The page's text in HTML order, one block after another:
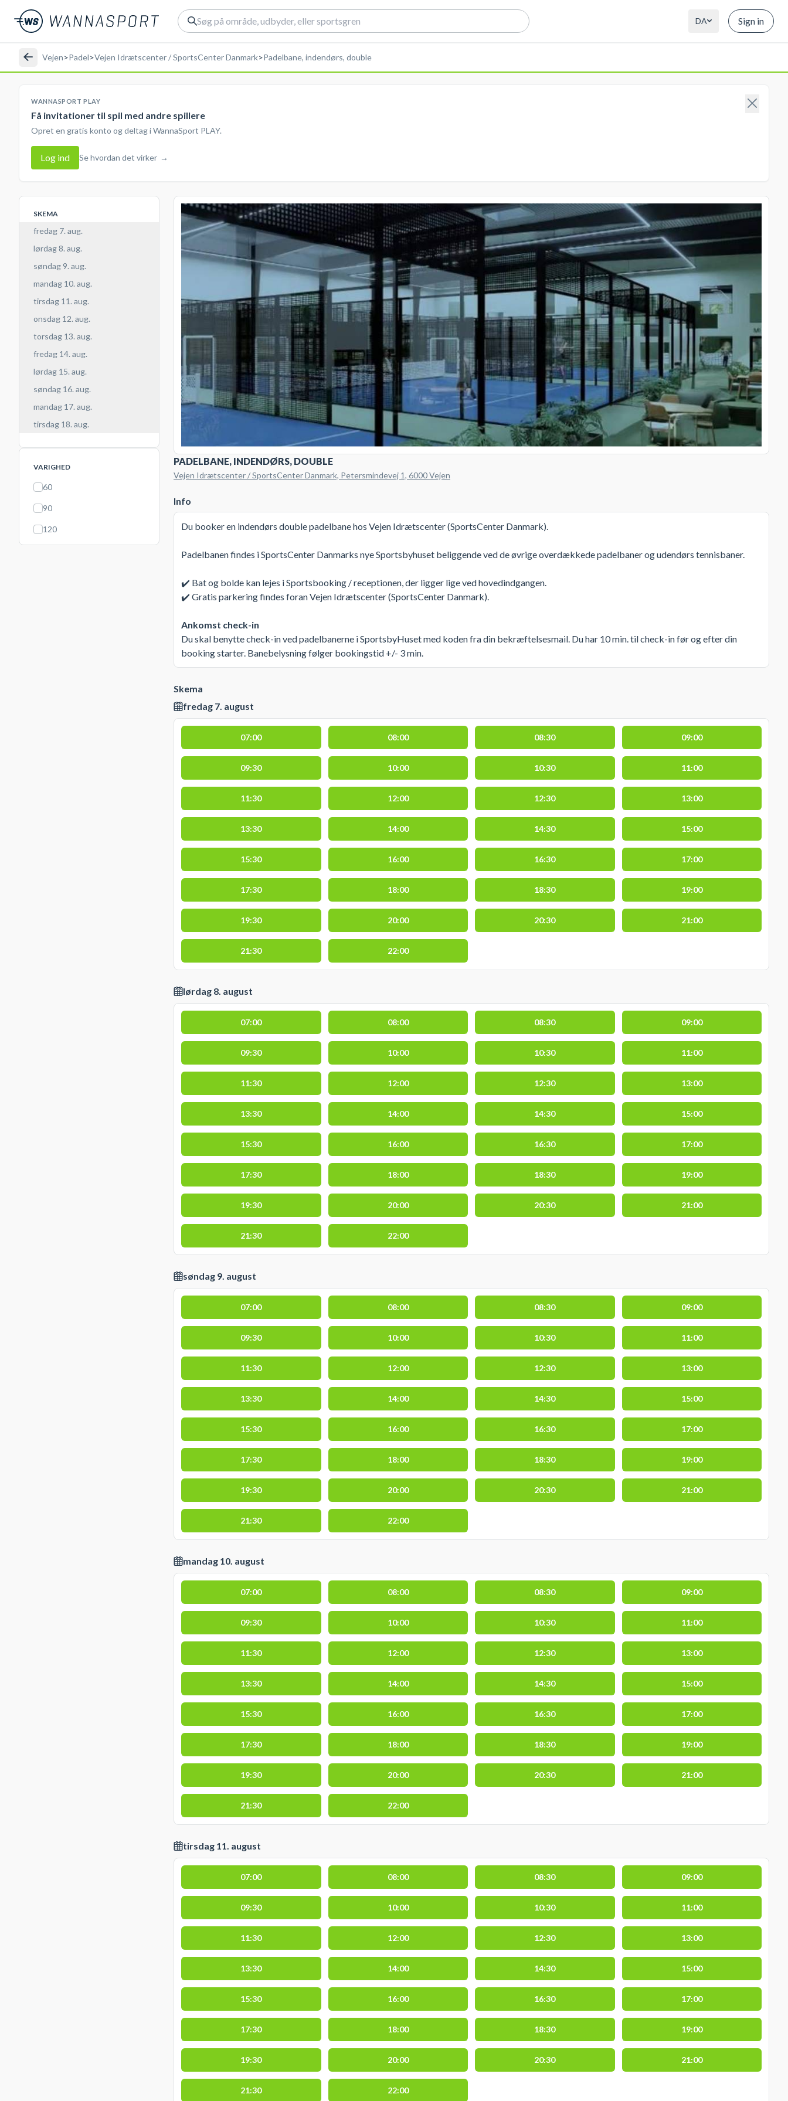
DA Sign in
Vejen>Padel>Vejen Idrætscenter / SportsCenter Danmark>Padelbane, indendørs, double
WANNASPORT PLAY
Få invitationer til spil med andre spillere
Opret en gratis konto og deltag i WannaSport PLAY.
Log ind Se hvordan det virker →
SKEMA
fredag 7. aug.
lørdag 8. aug.
søndag 9. aug.
mandag 10. aug.
tirsdag 11. aug.
onsdag 12. aug.
torsdag 13. aug.
fredag 14. aug.
lørdag 15. aug.
søndag 16. aug.
mandag 17. aug.
tirsdag 18. aug.
VARIGHED
60
90
120
PADELBANE, INDENDØRS, DOUBLE
Vejen Idrætscenter / SportsCenter Danmark, Petersmindevej 1, 6000 Vejen
Info
Du booker en indendørs double padelbane hos Vejen Idrætscenter (SportsCenter Danmark).
Padelbanen findes i SportsCenter Danmarks nye Sportsbyhuset beliggende ved de øvrige overdækkede padelbaner og udendørs tennisbaner.
✔️ Bat og bolde kan lejes i Sportsbooking / receptionen, der ligger lige ved hovedindgangen.
✔️ Gratis parkering findes foran Vejen Idrætscenter (SportsCenter Danmark).
Ankomst check-in
Du skal benytte check-in ved padelbanerne i SportsbyHuset med koden fra din bekræftelsesmail. Du har 10 min. til check-in før og efter din
booking starter. Banebelysning følger bookingstid +/- 3 min.
Skema
fredag 7. august
07:00 08:00 08:30 09:00
09:30 10:00 10:30 11:00
11:30 12:00 12:30 13:00
13:30 14:00 14:30 15:00
15:30 16:00 16:30 17:00
17:30 18:00 18:30 19:00
19:30 20:00 20:30 21:00
21:30 22:00
lørdag 8. august
07:00 08:00 08:30 09:00
09:30 10:00 10:30 11:00
11:30 12:00 12:30 13:00
13:30 14:00 14:30 15:00
15:30 16:00 16:30 17:00
17:30 18:00 18:30 19:00
19:30 20:00 20:30 21:00
21:30 22:00
søndag 9. august
07:00 08:00 08:30 09:00
09:30 10:00 10:30 11:00
11:30 12:00 12:30 13:00
13:30 14:00 14:30 15:00
15:30 16:00 16:30 17:00
17:30 18:00 18:30 19:00
19:30 20:00 20:30 21:00
21:30 22:00
mandag 10. august
07:00 08:00 08:30 09:00
09:30 10:00 10:30 11:00
11:30 12:00 12:30 13:00
13:30 14:00 14:30 15:00
15:30 16:00 16:30 17:00
17:30 18:00 18:30 19:00
19:30 20:00 20:30 21:00
21:30 22:00
tirsdag 11. august
07:00 08:00 08:30 09:00
09:30 10:00 10:30 11:00
11:30 12:00 12:30 13:00
13:30 14:00 14:30 15:00
15:30 16:00 16:30 17:00
17:30 18:00 18:30 19:00
19:30 20:00 20:30 21:00
21:30 22:00